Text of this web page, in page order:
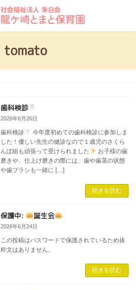
tomato
歯科検診
2026年6月26日
歯科検診
今年度初めての歯科検診に参加しま
した！優しい先生の健診なので１歳児のさくら
んぼ組も頑張って受けられました
お子様の歯
磨きや、仕上げ磨きの際には、歯や歯茎の状態
や歯ブラシも一緒に […]
続きを読む
保護中: 誕生会
2026年6月24日
この投稿はパスワードで保護されているため抜
粋文はありません。
続きを読む